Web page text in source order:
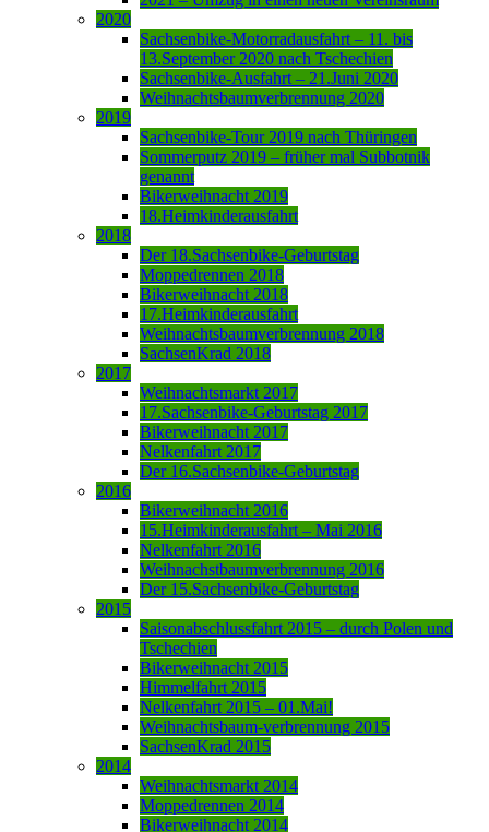
2020
Sachsenbike-Motorradausfahrt – 11. bis
13.September 2020 nach Tschechien
Sachsenbike-Ausfahrt – 21.Juni 2020
Weihnachtsbaumverbrennung 2020
2019
Sachsenbike-Tour 2019 nach Thüringen
Sommerputz 2019 – früher mal Subbotnik
genannt
Bikerweihnacht 2019
18.Heimkinderausfahrt
2018
Der 18.Sachsenbike-Geburtstag
Moppedrennen 2018
Bikerweihnacht 2018
17.Heimkinderausfahrt
Weihnachtsbaumverbrennung 2018
SachsenKrad 2018
2017
Weihnachtsmarkt 2017
17.Sachsenbike-Geburtstag 2017
Bikerweihnacht 2017
Nelkenfahrt 2017
Der 16.Sachsenbike-Geburtstag
2016
Bikerweihnacht 2016
15.Heimkinderausfahrt – Mai 2016
Nelkenfahrt 2016
Weihnachstbaumverbrennung 2016
Der 15.Sachsenbike-Geburtstag
2015
Saisonabschlussfahrt 2015 – durch Polen und
Tschechien
Bikerweihnacht 2015
Himmelfahrt 2015
Nelkenfahrt 2015 – 01.Mai!
Weihnachtsbaum-verbrennung 2015
SachsenKrad 2015
2014
Weihnachtsmarkt 2014
Moppedrennen 2014
Bikerweihnacht 2014